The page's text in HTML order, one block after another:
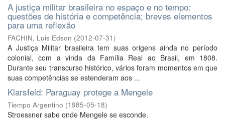
A justiça militar brasileira no espaço e no tempo:
questões de história e competência; breves elementos
para uma reflexão
FACHIN, Luis Edson (2012-07-31)
A Justiça Militar brasileira tem suas origens ainda no período
colonial, com a vinda da Família Real ao Brasil, em 1808.
Durante seu transcurso histórico, vários foram momentos em que
suas competências se estenderam aos ...
Klarsfeld: Paraguay protege a Mengele
Tiempo Argentino (1985-05-18)
Stroessner sabe onde Mengele se esconde.